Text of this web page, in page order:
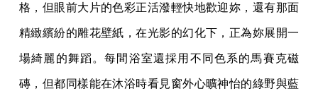
格，但眼前大片的色彩正活潑輕快地歡迎妳，還有那面
精緻繽紛的雕花壁紙，在光影的幻化下，正為妳展開一
場綺麗的舞蹈。每間浴室還採用不同色系的馬賽克磁
磚，但都同樣能在沐浴時看見窗外心曠神怡的綠野與藍